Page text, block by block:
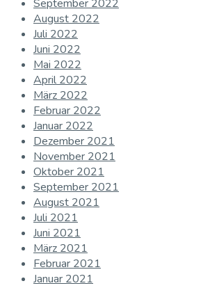
September 2022
August 2022
Juli 2022
Juni 2022
Mai 2022
April 2022
März 2022
Februar 2022
Januar 2022
Dezember 2021
November 2021
Oktober 2021
September 2021
August 2021
Juli 2021
Juni 2021
März 2021
Februar 2021
Januar 2021